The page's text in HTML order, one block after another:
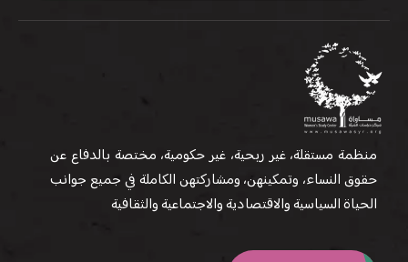
منظمة مستقلة، غير ربحية، غير حكومية، مختصة بالدفاع عن
حقوق النساء، وتمكينهن، ومشاركتهن الكاملة في جميع جوانب
الحياة السياسية والاقتصادية والاجتماعية والثقافية